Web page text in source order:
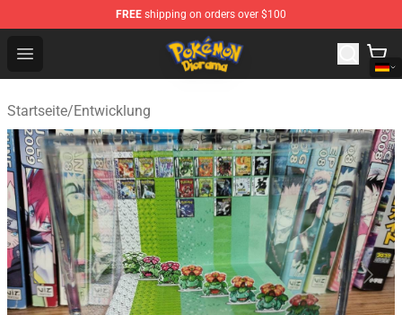
FREE shipping on orders over $100
Open menu
Pokemon Diorama Shop - The Best Store of Pokemon
Startseite/Entwicklung